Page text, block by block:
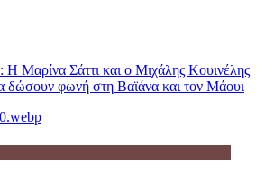
Μαρίνα Σάττι και ο Μιχάλης Κουινέλης
δώσουν φωνή στη Βαϊάνα και τον Μάουι